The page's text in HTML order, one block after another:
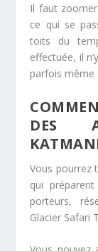
Il faut zoomer
ce qui se
toits du
effectuée, il
parfois même
DES
Vous pourrez
qui
porteurs,
Glacier Safari